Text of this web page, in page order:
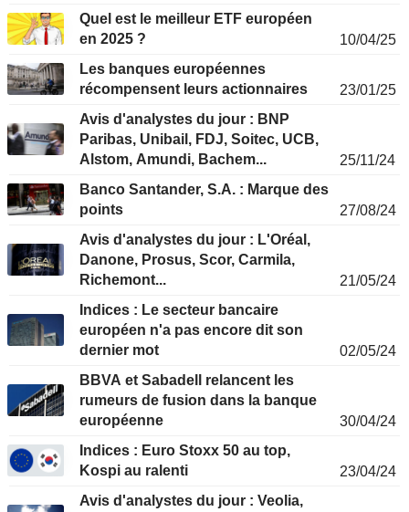
Quel est le meilleur ETF européen
en 2025 ?
10/04/25
Les banques européennes
récompensent leurs actionnaires
23/01/25
Avis d'analystes du jour : BNP
Paribas, Unibail, FDJ, Soitec, UCB,
Alstom, Amundi, Bachem...
25/11/24
Banco Santander, S.A. : Marque des
points
27/08/24
Avis d'analystes du jour : L'Oréal,
Danone, Prosus, Scor, Carmila,
Richemont...
21/05/24
Indices : Le secteur bancaire
européen n'a pas encore dit son
dernier mot
02/05/24
BBVA et Sabadell relancent les
rumeurs de fusion dans la banque
européenne
30/04/24
Indices : Euro Stoxx 50 au top,
Kospi au ralenti
23/04/24
Avis d'analystes du jour : Veolia,